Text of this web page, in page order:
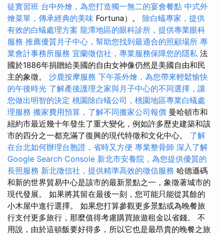
徒實習班 台中外燴，為您打造獨一無二的宴會餐點 中式外
燴菜單，傳承經典的美味 Fortuna）。 除白蟻專家，提供
有效的白蟻處理方案 龍潭地區的眼科診所，提供專業眼科
服務 推薦優質月子中心，幫助您找到最適合的照顧場所 專
業會計事務所服務 宜蘭徵信社，專業服務保障您的隱私 法
國於1886年捐贈給美國的自由女神像仍然是美國自由和民
主的象徵。 沙鹿按摩服務 下午茶外燴，為您帶來輕鬆愉快
的午後時光 了解產後護理之家與月子中心的不同選擇，讓
您做出明智的決定 桃園除白蟻公司，桃園地區專業白蟻處
理服務 搬家費用預算，了解不同搬家公司報價 曼哈頓市和
紐約市最近幾十年發生了重大變化，例如許多歷史建築和該
市的四分之一都充滿了復興的現代特徵和文化中心。 了解
在台北如何辦理台胞證，省時又方便 專業整骨師 深入了解
Google Search Console 新北市安養院，為您提供優質的
長照服務 新北徵信社，提供精準高效的徵信服務 哈德遜碼
和新的世界貿易中心是該市的最新景點之一，象徵著城市的
現代發展。 如果將其留在最後一刻，您可能只能從其餘的
小木屋中進行選擇。 如果您打算參觀更多景點或為晚餐旅
行支付更多旅行，那麼值得考慮購買旅遊租金以省錢。 不
用說，由於這頓飯要好得多，所以它也是最昂貴的晚餐之旅